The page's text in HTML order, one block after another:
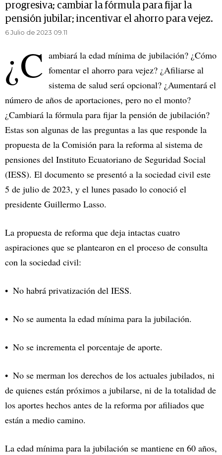
progresiva; cambiar la fórmula para fijar la
pensión jubilar; incentivar el ahorro para vejez.
6 Julio de 2023 09.11
¿C ambiará la edad mínima de jubilación? ¿Cómo
fomentar el ahorro para vejez? ¿Afiliarse al
sistema de salud será opcional? ¿Aumentará el
número de años de aportaciones, pero no el monto?
¿Cambiará la fórmula para fijar la pensión de jubilación?
Estas son algunas de las preguntas a las que responde la
propuesta de la Comisión para la reforma al sistema de
pensiones del Instituto Ecuatoriano de Seguridad Social
(IESS). El documento se presentó a la sociedad civil este
5 de julio de 2023, y el lunes pasado lo conoció el
presidente Guillermo Lasso.
La propuesta de reforma que deja intactas cuatro
aspiraciones que se plantearon en el proceso de consulta
con la sociedad civil:
No habrá privatización del IESS.
No se aumenta la edad mínima para la jubilación.
No se incrementa el porcentaje de aporte.
No se merman los derechos de los actuales jubilados, ni
de quienes están próximos a jubilarse, ni de la totalidad de
los aportes hechos antes de la reforma por afiliados que
están a medio camino.
La edad mínima para la jubilación se mantiene en 60 años,